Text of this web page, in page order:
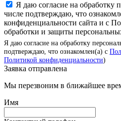
Я даю согласие на обработку
числе подтверждаю, что
конфиденциальности сайта и с
обработки и защиты
Я даю согласие на обработку
подтверждаю, что ознакомлен(а) с
Политикой конфиденциальности)
Заявка отправлена
Мы перезвоним в ближайшее
Имя